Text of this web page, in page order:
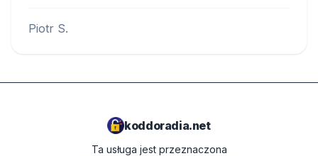
Piotr S.
koddoradia.net
Ta usługa jest przeznaczona